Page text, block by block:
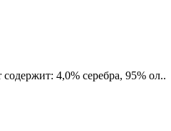
4,0% серебра, 95% ол..